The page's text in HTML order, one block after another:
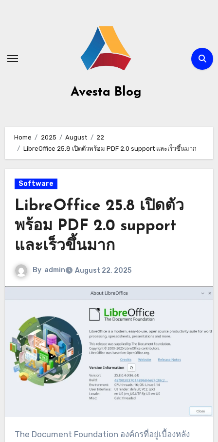
Avesta Blog
Home 2025 August
22
LibreOffice 25.8 เปิดตัวพร้อม PDF 2.0 support และเร็วขึ้นมาก
Software
LibreOffice 25.8 เปิดตัว
พร้อม PDF 2.0 support
และเร็วขึ้นมาก
By admin August 22, 2025
The Document Foundation องค์กรที่อยู่เบื้องหลัง